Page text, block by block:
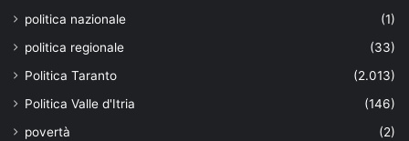
politica nazionale
(1)
politica regionale
(33)
Politica Taranto
(2.013)
Politica Valle d'Itria
(146)
povertà
(2)